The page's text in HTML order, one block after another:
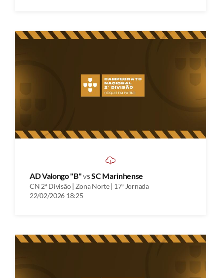
AD Valongo "B"vsSC Marinhense
CN 2ª Divisão | Zona Norte | 17ª Jornada
22/02/2026 18:25